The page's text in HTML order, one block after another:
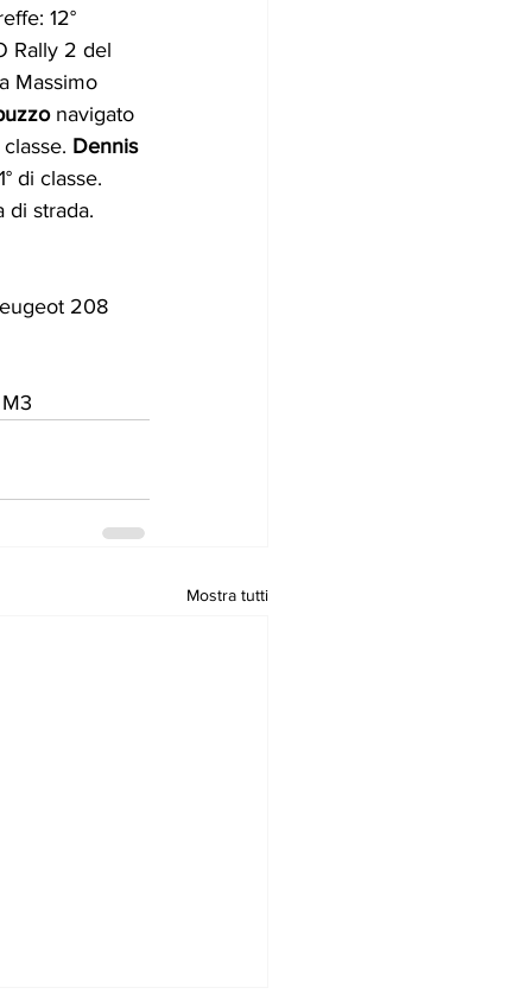
12°
Rally 2 del
Massimo
navigato
Dennis
di classe.
di strada.
208
Mostra tutti